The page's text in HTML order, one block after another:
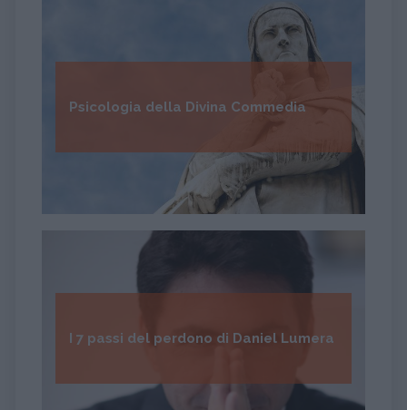
Psicologia della Divina Commedia
I 7 passi del perdono di Daniel Lumera